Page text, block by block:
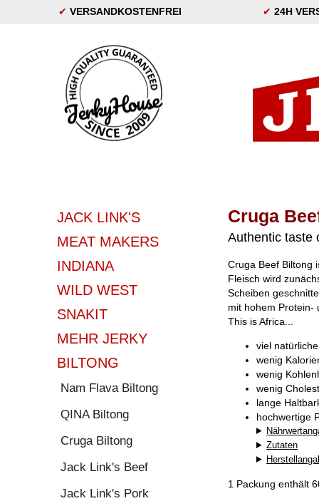
✔ VERSANDKOSTENFREI ✔ 24H
JACK LINK'S
MEAT MAKERS
INDIANA
WILD WEST
SNAKIT
MEHR JERKY
BILTONG
Nam Flava Biltong
QINA Biltong
Cruga Biltong
Jack Link's Beef
Jack Link's Pork
Cruga
Authentic taste
Cruga Beef Biltong
Fleisch wird
Scheiben
mit hohem Protein-
This is Africa...
viel
wenig
wenig
wenig
lange
hochwertige
Zutaten
1 Packung enthält